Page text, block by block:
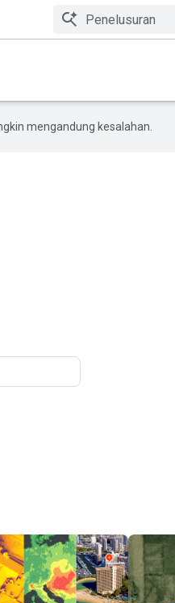
mengandung kesalahan.